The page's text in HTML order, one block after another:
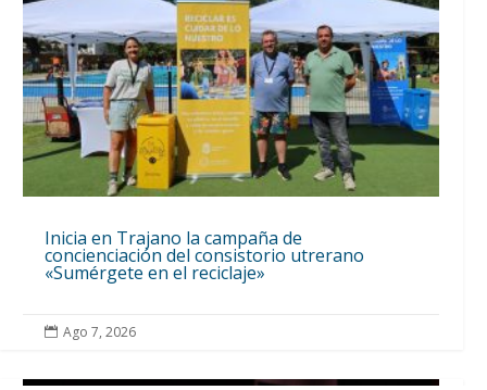
Inicia en Trajano la campaña de
concienciación del consistorio utrerano
«Sumérgete en el reciclaje»
 Ago 7, 2026